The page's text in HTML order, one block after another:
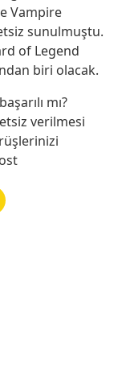
Vampire
sunulmuştu.
of Legend
biri olacak.
mı?
verilmesi